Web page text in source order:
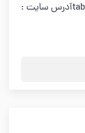
@Danestany_daaghتبلیغ @tablighat_chanallآدرس سایت :